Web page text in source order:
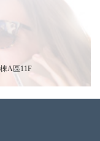
A區11F